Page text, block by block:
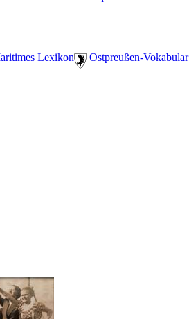
Lexikon ️ Ostpreußen-Vokabular